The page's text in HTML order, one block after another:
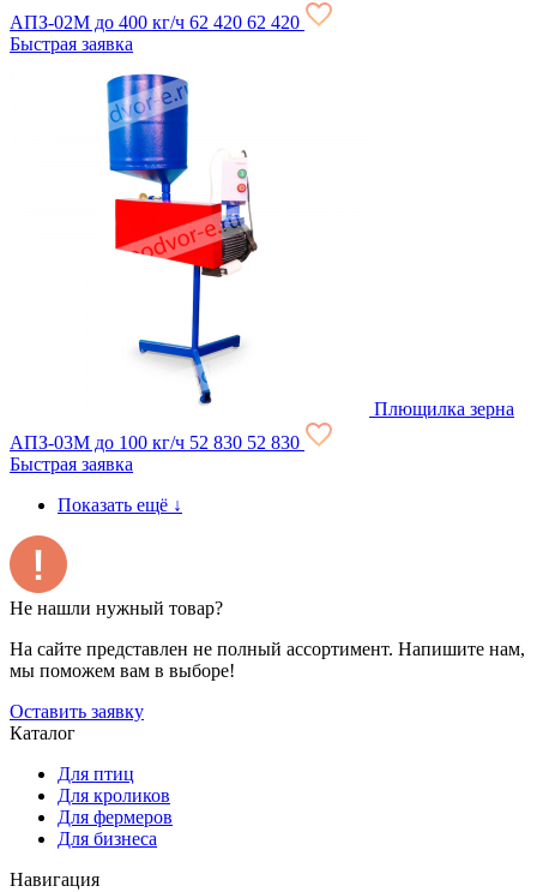
АПЗ-02М до 400 кг/ч 62 420 62 420
Быстрая заявка
Плющилка зерна
АПЗ-03М до 100 кг/ч 52 830 52 830
Быстрая заявка
Показать ещё ↓
Не нашли нужный товар?
На сайте представлен не полный ассортимент. Напишите нам,
мы поможем вам в выборе!
Оставить заявку
Каталог
Для птиц
Для кроликов
Для фермеров
Для бизнеса
Навигация